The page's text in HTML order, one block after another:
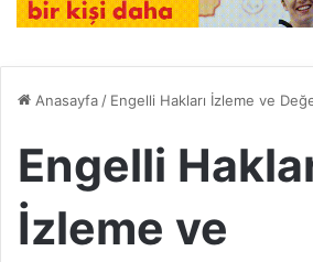
Anasayfa/ Engelli Hakları İzleme ve
Engelli
İzleme ve